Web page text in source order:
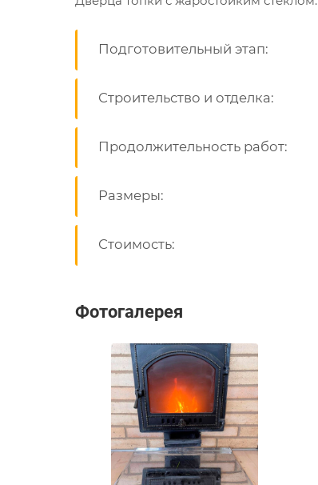
Подготовительный этап:
Строительство и отделка:
Продолжительность работ:
Размеры:
Стоимость:
Фотогалерея